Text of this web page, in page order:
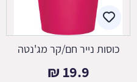
כוסות נייר חם/קר מג'נטה
19.9
₪